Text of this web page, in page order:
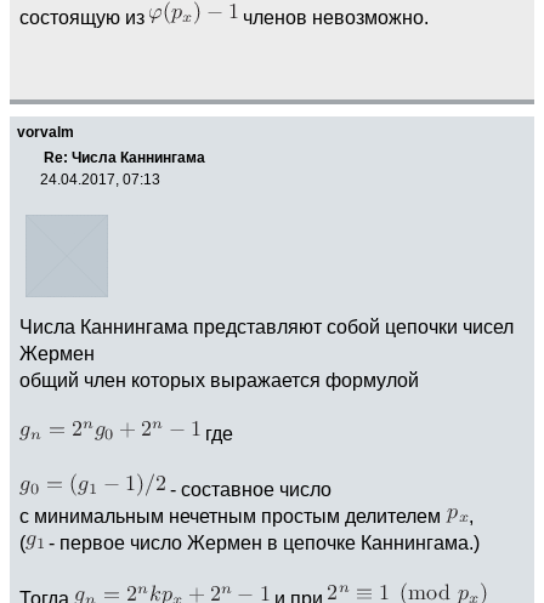
состоящую из
членов невозможно.
vorvalm
Re: Числа Каннингама
24.04.2017, 07:13
Числа Каннингама представляют собой цепочки чисел
Жермен
общий член которых выражается формулой
где
- составное число
с минимальным нечетным простым делителем
,
(
- первое число Жермен в цепочке Каннингама.)
Тогда и при